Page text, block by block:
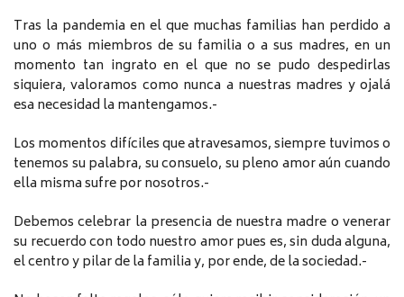
Tras la pandemia en el que muchas familias han perdido a
uno o más miembros de su familia o a sus madres, en un
momento tan ingrato en el que no se pudo despedirlas
siquiera, valoramos como nunca a nuestras madres y ojalá
esa necesidad la mantengamos.-
Los momentos difíciles que atravesamos, siempre tuvimos o
tenemos su palabra, su consuelo, su pleno amor aún cuando
ella misma sufre por nosotros.-
Debemos celebrar la presencia de nuestra madre o venerar
su recuerdo con todo nuestro amor pues es, sin duda alguna,
el centro y pilar de la familia y, por ende, de la sociedad.-